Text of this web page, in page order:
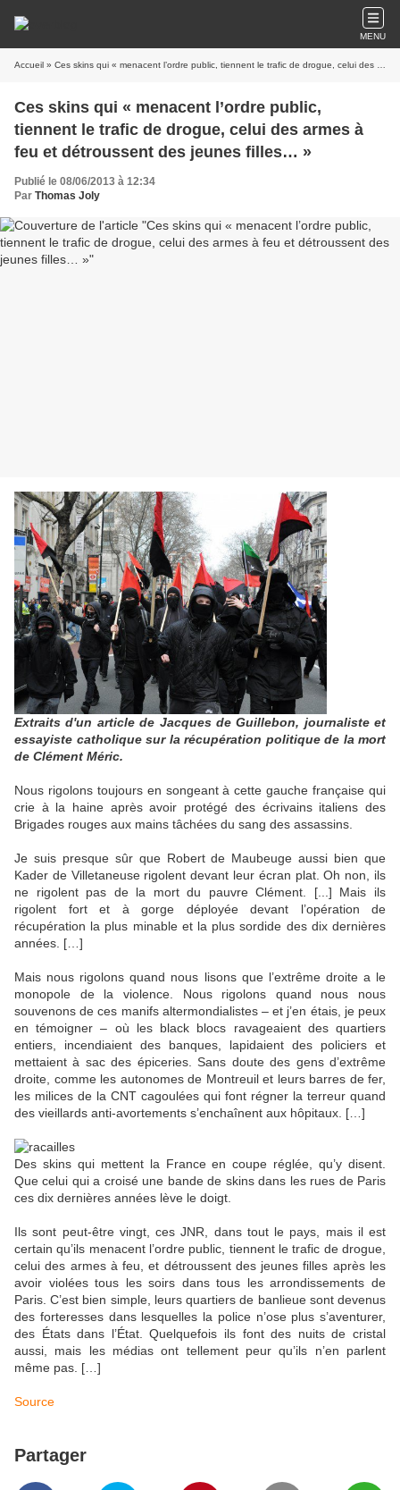
MENU
Accueil » Ces skins qui « menacent l’ordre public, tiennent le trafic de drogue, celui des armes à feu et détroussent des jeunes filles… »
Ces skins qui « menacent l’ordre public,
tiennent le trafic de drogue, celui des armes à
feu et détroussent des jeunes filles… »
Publié le 08/06/2013 à 12:34
Par Thomas Joly
Extraits d'un article de Jacques de Guillebon, journaliste et
essayiste catholique sur la récupération politique de la mort
de Clément Méric.
Nous rigolons toujours en songeant à cette gauche française qui
crie à la haine après avoir protégé des écrivains italiens des
Brigades rouges aux mains tâchées du sang des assassins.
Je suis presque sûr que Robert de Maubeuge aussi bien que
Kader de Villetaneuse rigolent devant leur écran plat. Oh non, ils
ne rigolent pas de la mort du pauvre Clément. [...] Mais ils
rigolent fort et à gorge déployée devant l’opération de
récupération la plus minable et la plus sordide des dix dernières
années. […]
Mais nous rigolons quand nous lisons que l’extrême droite a le
monopole de la violence. Nous rigolons quand nous nous
souvenons de ces manifs altermondialistes – et j’en étais, je peux
en témoigner – où les black blocs ravageaient des quartiers
entiers, incendiaient des banques, lapidaient des policiers et
mettaient à sac des épiceries. Sans doute des gens d’extrême
droite, comme les autonomes de Montreuil et leurs barres de fer,
les milices de la CNT cagoulées qui font régner la terreur quand
des vieillards anti-avortements s’enchaînent aux hôpitaux. […]
Des skins qui mettent la France en coupe réglée, qu’y disent.
Que celui qui a croisé une bande de skins dans les rues de Paris
ces dix dernières années lève le doigt.
Ils sont peut-être vingt, ces JNR, dans tout le pays, mais il est
certain qu’ils menacent l’ordre public, tiennent le trafic de drogue,
celui des armes à feu, et détroussent des jeunes filles après les
avoir violées tous les soirs dans tous les arrondissements de
Paris. C’est bien simple, leurs quartiers de banlieue sont devenus
des forteresses dans lesquelles la police n’ose plus s’aventurer,
des États dans l’État. Quelquefois ils font des nuits de cristal
aussi, mais les médias ont tellement peur qu’ils n’en parlent
même pas. […]
Source
Partager